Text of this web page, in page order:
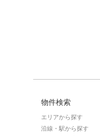
物件検索
エリアから探す
沿線・駅から探す